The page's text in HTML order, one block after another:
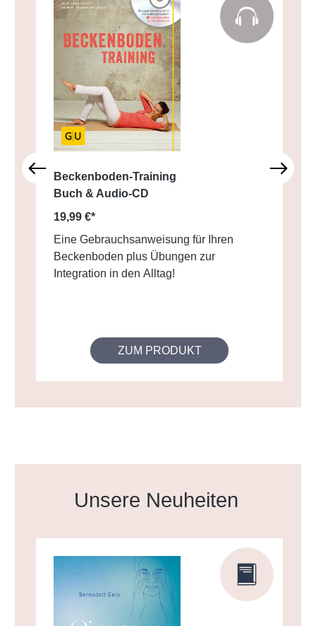
Beckenboden-Training
Buch & Audio-CD
19,99 €*
Eine Gebrauchsanweisung für Ihren
Beckenboden plus Übungen zur
Integration in den Alltag!
ZUM PRODUKT
Produktgalerie überspringen
Unsere Neuheiten